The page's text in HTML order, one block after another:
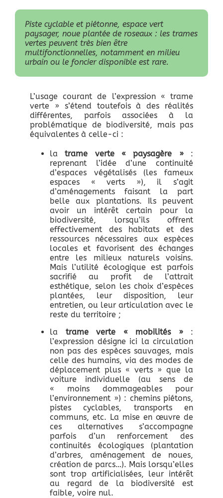
Piste cyclable et piétonne, espace vert
paysager, noue plantée de roseaux : les trames
vertes peuvent très bien être
multifonctionnelles, notamment en milieu
urbain ou le foncier disponible est rare.
L’usage courant de l’expression « trame
verte » s’étend toutefois à des réalités
différentes, parfois associées à la
problématique de biodiversité, mais pas
équivalentes à celle-ci :
latrame verte « paysagère »:
reprenant l’idée d’une continuité
d’espaces végétalisés (les fameux
espaces « verts »), il s’agit
d’aménagements faisant la part
belle aux plantations. Ils peuvent
avoir un intérêt certain pour la
biodiversité, lorsqu’ils offrent
effectivement des habitats et des
ressources nécessaires aux espèces
locales et favorisent des échanges
entre les milieux naturels voisins.
Mais l’utilité écologique est parfois
sacrifié au profit de l’attrait
esthétique, selon les choix d’espèces
plantées, leur disposition, leur
entretien, ou leur articulation avec le
reste du territoire ;
la trame verte « mobilités »:
l’expression désigne ici la circulation
non pas des espèces sauvages, mais
celle des humains, via des modes de
déplacement plus « verts » que la
voiture individuelle (au sens de
« moins dommageables pour
l’environnement ») : chemins piétons,
pistes cyclables, transports en
communs, etc. La mise en œuvre de
ces alternatives s’accompagne
parfois d’un renforcement des
continuités écologiques (plantation
d’arbres, aménagement de noues,
création de parcs…). Mais lorsqu’elles
sont trop artificialisées, leur intérêt
au regard de la biodiversité est
faible, voire nul.